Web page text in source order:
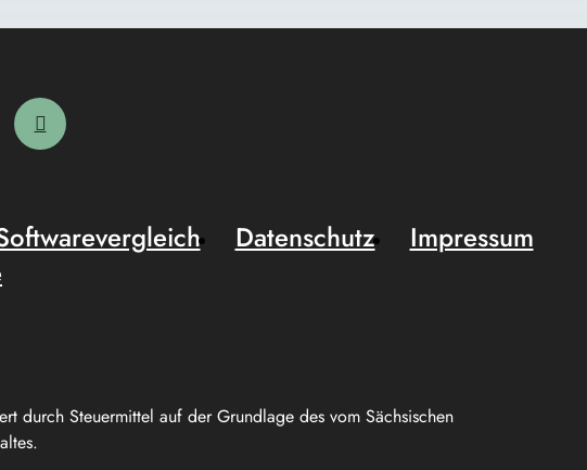
durch Steuermittel auf der Grundlage des vom Sächsischen
Datenschutz
Impressum